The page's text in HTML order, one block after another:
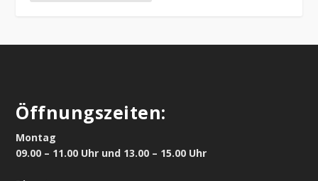
Öffnungszeiten:
Montag
09.00 – 11.00 Uhr und 13.00 – 15.00 Uhr